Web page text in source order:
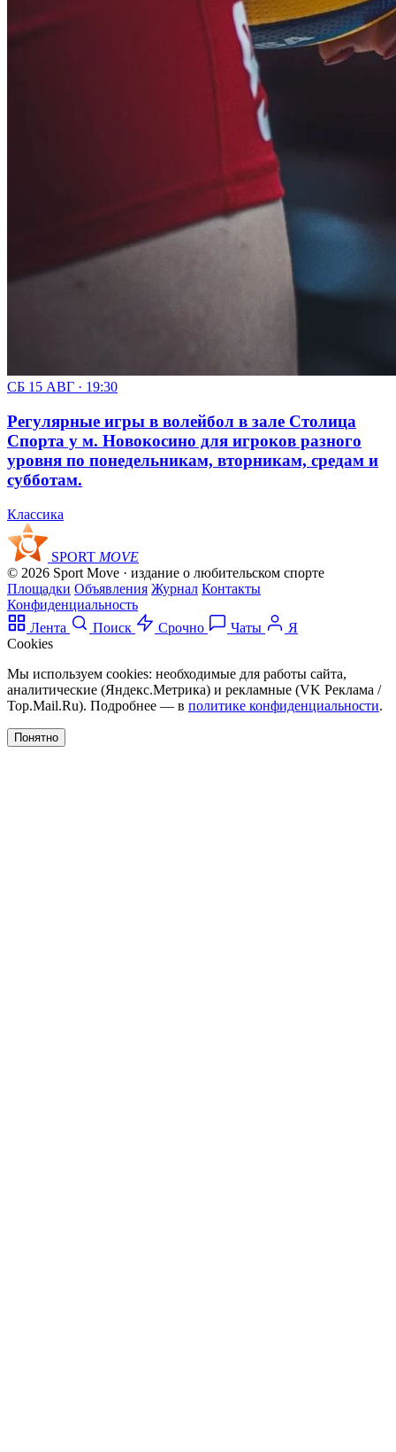
СБ 15 АВГ · 19:30
Регулярные игры в волейбол в зале Столица
Спорта у м. Новокосино для игроков разного
уровня по понедельникам, вторникам, средам и
субботам.
Классика
SPORT MOVE
© 2026 Sport Move · издание о любительском спорте
Площадки Объявления Журнал Контакты
Конфиденциальность
Лента
Поиск Срочно Чаты
Я
Cookies
Мы используем cookies: необходимые для работы сайта,
аналитические (Яндекс.Метрика) и рекламные (VK Реклама /
Top.Mail.Ru). Подробнее — в политике конфиденциальности.
Понятно